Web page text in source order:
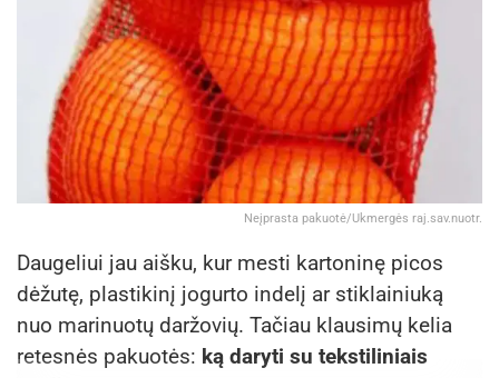
Neįprasta pakuotė/Ukmergės raj.sav.nuotr.
Daugeliui jau aišku, kur mesti kartoninę picos
dėžutę, plastikinį jogurto indelį ar stiklainiuką
nuo marinuotų daržovių. Tačiau klausimų kelia
retesnės pakuotės: ką daryti su tekstiliniais